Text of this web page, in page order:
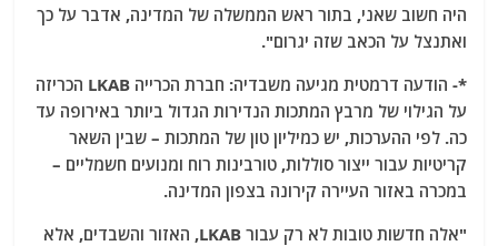
היה חשוב שאני, בתור ראש הממשלה של המדינה, אדבר על כך
ואתנצל על הכאב שזה יגרום".
*- הודעה דרמטית מגיעה משבדיה: חברת הכרייה LKAB הכריזה
על הגילוי של מרבץ המתכות הנדירות הגדול ביותר באירופה עד
כה. לפי ההערכות, יש כמיליון טון של המתכות – שבין השאר
קריטיות עבור ייצור סוללות, טורבינות רוח ומנועים חשמליים –
במכרה באזור העיירה קירונה בצפון המדינה.
"אלה חדשות טובות לא רק עבור LKAB, האזור והשבדים, אלא